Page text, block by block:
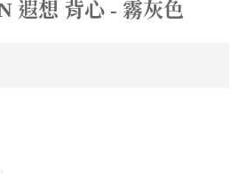
遐想 背心 - 霧灰色